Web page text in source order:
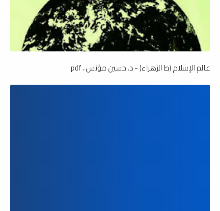
عالم الإسلام (ط الزهراء) - د. حسين مؤنس ، pdf